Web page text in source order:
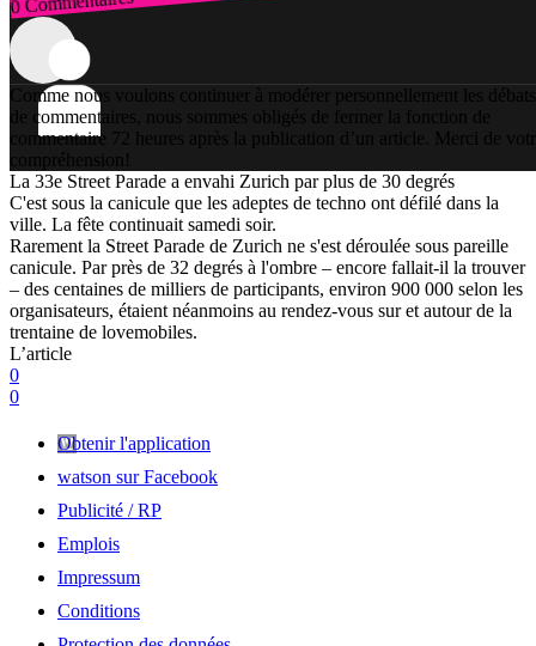
Connexion
Comme nous voulons continuer à modérer personnellement les débats
de commentaires, nous sommes obligés de fermer la fonction de
commentaire 72 heures après la publication d’un article. Merci de
compréhension!
La 33e Street Parade a envahi Zurich par plus de 30 degrés
C'est sous la canicule que les adeptes de techno ont défilé dans la
ville. La fête continuait samedi soir.
Rarement la Street Parade de Zurich ne s'est déroulée sous pareille
canicule. Par près de 32 degrés à l'ombre – encore fallait-il la trouver
– des centaines de milliers de participants, environ 900 000 selon les
organisateurs, étaient néanmoins au rendez-vous sur et autour de la
trentaine de lovemobiles.
L’article
0
0
Obtenir l'application
watson sur Facebook
Publicité / RP
Emplois
Impressum
Conditions